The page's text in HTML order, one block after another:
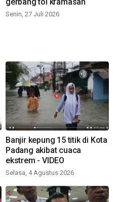
Senin, 27 Juli 2026
Banjir kepung 15 titik di Kota
Padang akibat cuaca
ekstrem - VIDEO
Selasa, 4 Agustus 2026